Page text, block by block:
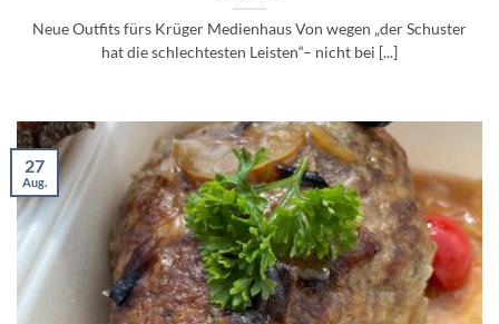
Neue Outfits fürs Krüger Medienhaus Von wegen „der Schuster
hat die schlechtesten Leisten“– nicht bei [...]
27
Aug.